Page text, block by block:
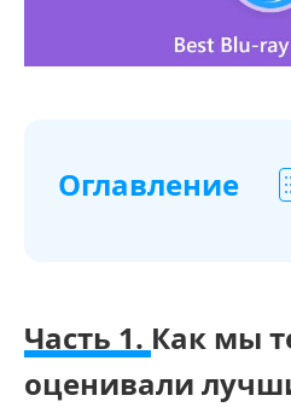
Оглавление
мы
тестировали
Часть 1. Как мы
оценивали